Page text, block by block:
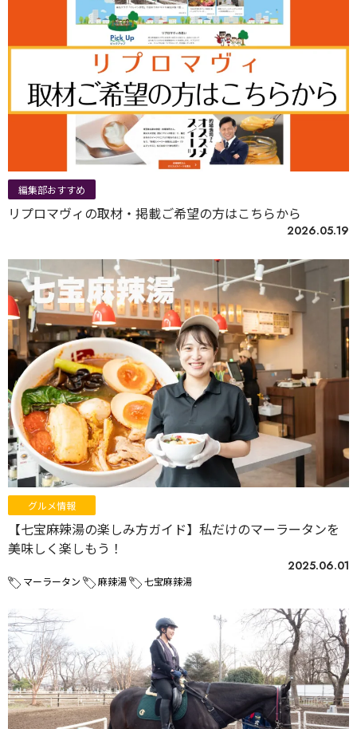
編集部おすすめ
リプロマヴィの取材・掲載ご希望の方はこちらから
2026.05.19
グルメ情報
【七宝麻辣湯の楽しみ方ガイド】私だけのマーラータンを
美味しく楽しもう！
2025.06.01
マーラータン 麻辣湯 七宝麻辣湯